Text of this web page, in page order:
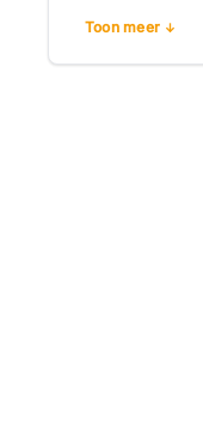
Toon meer